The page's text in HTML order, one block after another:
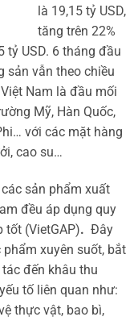
là 19,15 tỷ USD,
tăng trên 22%
tỷ USD. 6 tháng đầu
sản vẫn theo chiều
Nam là đầu mối
Mỹ, Hàn Quốc,
với các mặt hàng
cao su…
sản phẩm xuất
đều áp dụng quy
tốt (VietGAP). Đây
xuyên suốt, bắt
đến khâu thu
tố liên quan như:
thực vật, bao bì,